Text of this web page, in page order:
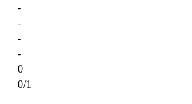
-
-
-
-
0
0/1